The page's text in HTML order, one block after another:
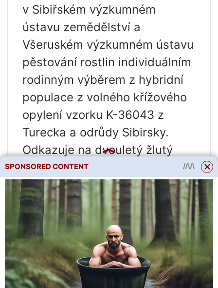
v Sibiřském výzkumném
ústavu zemědělství a
Všeruském výzkumném ústavu
pěstování rostlin individuálním
rodinným výběrem z hybridní
populace z volného křížového
opylení vzorku K-36043 z
Turecka a odrůdy Sibirsky.
Odkazuje na dvouletý žlutý
sladký jetel. Keř je vzpřímený.
Stonky 70-100 cm vysoká,
rovnoměrně větvená.
Bushiness je vysoká. Krytí listů
38-50%. Fazole jsou
dvousemenné, světle hnědé,
velké. Odrůda se vyznačuje
SPONSORED CONTENT